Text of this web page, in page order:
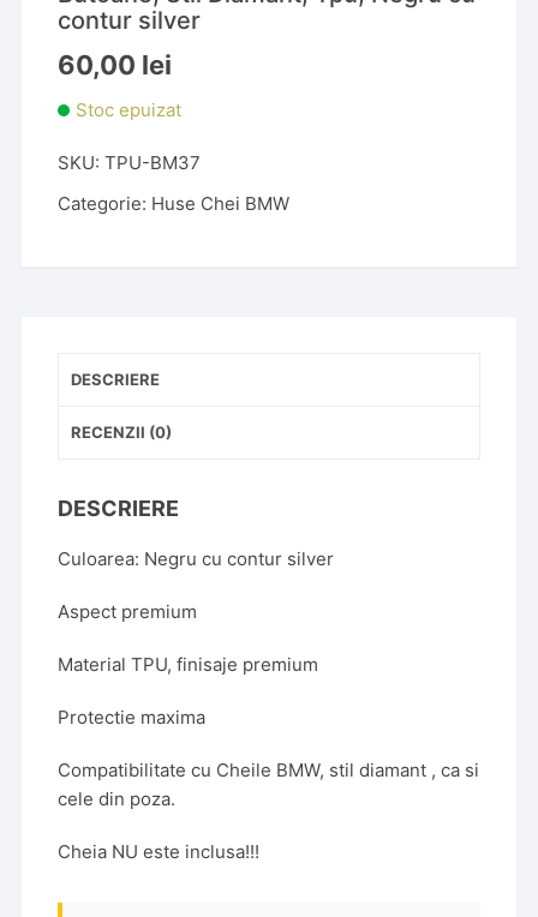
contur silver
60,00 lei
Stoc epuizat
SKU:TPU-BM37
Categorie: Huse Chei BMW
DESCRIERE
RECENZII (0)
DESCRIERE
Culoarea: Negru cu contur silver
Aspect premium
Material TPU, finisaje premium
Protectie maxima
Compatibilitate cu Cheile BMW, stil diamant , ca si
cele din poza.
Cheia NU este inclusa!!!